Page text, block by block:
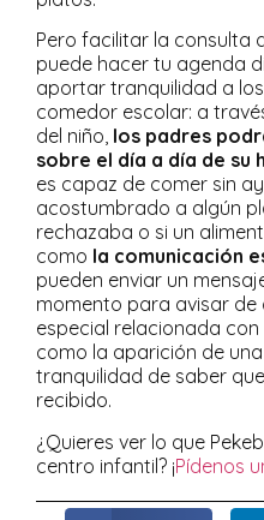
Pero facilitar la consulta
puede hacer tu agenda
aportar tranquilidad a
comedor escolar: a
del niño, los padres
sobre el día a día de su
es capaz de comer sin
acostumbrado a algún
rechazaba o si un
como la comunicación
pueden enviar un
momento para avisar
especial relacionada
como la aparición de
tranquilidad de saber
recibido.
¿Quieres ver lo que
centro infantil? ¡Pídenos